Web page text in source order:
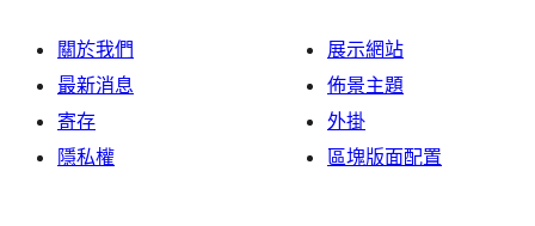
關於我們
最新消息
寄存
隱私權
展示網站
佈景主題
外掛
區塊版面配置